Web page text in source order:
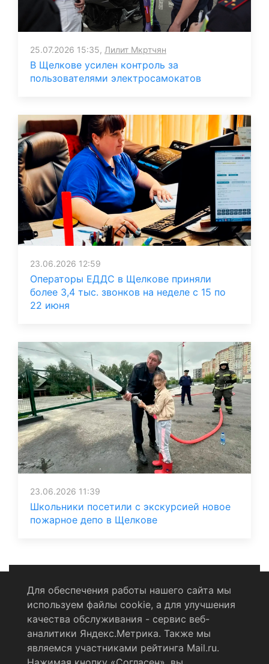
25.07.2026 15:35, Лилит Мкртчян
В Щелкове усилен контроль за
пользователями электросамокатов
23.06.2026 12:59
Операторы ЕДДС в Щелкове приняли
более 3,4 тыс. звонков на неделе с 15 по
22 июня
23.06.2026 11:39
Школьники посетили с экскурсией новое
пожарное депо в Щелкове
Политика конфиденциальности
Согласие на обработку персональных данных
Для обеспечения работы нашего сайта мы
используем файлы cookie, а для улучшения
качества обслуживания - сервис веб-
аналитики Яндекс.Метрика. Также мы
являемся участниками рейтинга Mail.ru.